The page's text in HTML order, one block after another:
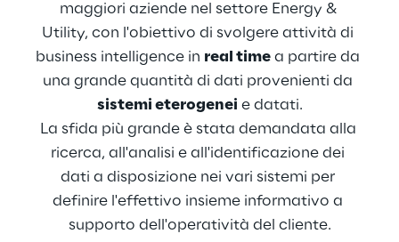
maggiori aziende nel settore Energy &
Utility, con l'obiettivo di svolgere attività di
business intelligence in real time a partire da
una grande quantità di dati provenienti da
sistemi eterogenei e datati.
La sfida più grande è stata demandata alla
ricerca, all'analisi e all'identificazione dei
dati a disposizione nei vari sistemi per
definire l'effettivo insieme informativo a
supporto dell'operatività del cliente.